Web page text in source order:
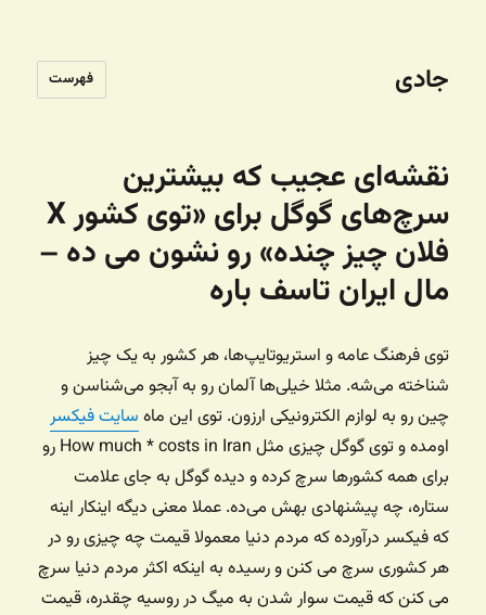
جادی فهرست
نقشه‌ای عجیب که بیشترین
سرچ‌های گوگل برای «توی کشور X
فلان چیز چنده» رو نشون می ده –
مال ایران تاسف باره
توی فرهنگ عامه و استریوتایپ‌ها، هر کشور به یک چیز
شناخته می‌شه. مثلا خیلی‌ها آلمان رو به آبجو می‌شناسن و
چین رو به لوازم الکترونیکی ارزون. توی این ماه سایت فیکسر
اومده و توی گوگل چیزی مثل How much * costs in Iran رو
برای همه کشورها سرچ کرده و دیده گوگل به جای علامت
ستاره، چه پیشنهادی بهش می‌ده. عملا معنی دیگه اینکار اینه
که فیکسر درآورده که مردم دنیا معمولا قیمت چه چیزی رو در
هر کشوری سرچ می کنن و رسیده به اینکه اکثر مردم دنیا سرچ
می کنن که قیمت سوار شدن به میگ در روسیه چقدره، قیمت